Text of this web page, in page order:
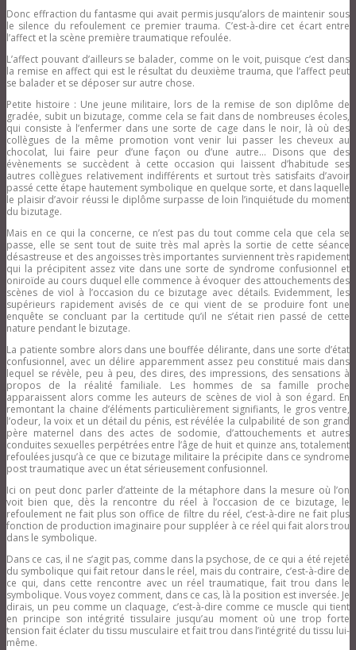
Donc effraction du fantasme qui avait permis jusqu’alors de maintenir sous
le silence du refoulement ce premier trauma. C’est-à-dire cet écart entre
l’affect et la scène première traumatique refoulée.
L’affect pouvant d’ailleurs se balader, comme on le voit, puisque c’est dans
la remise en affect qui est le résultat du deuxième trauma, que l’affect peut
se balader et se déposer sur autre chose.
Petite histoire : Une jeune militaire, lors de la remise de son diplôme de
gradée, subit un bizutage, comme cela se fait dans de nombreuses écoles,
qui consiste à l’enfermer dans une sorte de cage dans le noir, là où des
collègues de la même promotion vont venir lui passer les cheveux au
chocolat, lui faire peur d’une façon ou d’une autre… Disons que des
évènements se succèdent à cette occasion qui laissent d’habitude ses
autres collègues relativement indifférents et surtout très satisfaits d’avoir
passé cette étape hautement symbolique en quelque sorte, et dans laquelle
le plaisir d’avoir réussi le diplôme surpasse de loin l’inquiétude du moment
du bizutage.
Mais en ce qui la concerne, ce n’est pas du tout comme cela que cela se
passe, elle se sent tout de suite très mal après la sortie de cette séance
désastreuse et des angoisses très importantes surviennent très rapidement
qui la précipitent assez vite dans une sorte de syndrome confusionnel et
oniroïde au cours duquel elle commence à évoquer des attouchements des
scènes de viol à l’occasion du ce bizutage avec détails. Evidemment, les
supérieurs rapidement avisés de ce qui vient de se produire font une
enquête se concluant par la certitude qu’il ne s’était rien passé de cette
nature pendant le bizutage.
La patiente sombre alors dans une bouffée délirante, dans une sorte d’état
confusionnel, avec un délire apparemment assez peu constitué mais dans
lequel se révèle, peu à peu, des dires, des impressions, des sensations à
propos de la réalité familiale. Les hommes de sa famille proche
apparaissent alors comme les auteurs de scènes de viol à son égard. En
remontant la chaine d’éléments particulièrement signifiants, le gros ventre,
l’odeur, la voix et un détail du pénis, est révélée la culpabilité de son grand
père maternel dans des actes de sodomie, d’attouchements et autres
conduites sexuelles perpétrées entre l’âge de huit et quinze ans, totalement
refoulées jusqu’à ce que ce bizutage militaire la précipite dans ce syndrome
post traumatique avec un état sérieusement confusionnel.
Ici on peut donc parler d’atteinte de la métaphore dans la mesure où l’on
voit bien que, dès la rencontre du réel à l’occasion de ce bizutage, le
refoulement ne fait plus son office de filtre du réel, c’est-à-dire ne fait plus
fonction de production imaginaire pour suppléer à ce réel qui fait alors trou
dans le symbolique.
Dans ce cas, il ne s’agit pas, comme dans la psychose, de ce qui a été rejeté
du symbolique qui fait retour dans le réel, mais du contraire, c’est-à-dire de
ce qui, dans cette rencontre avec un réel traumatique, fait trou dans le
symbolique. Vous voyez comment, dans ce cas, là la position est inversée. Je
dirais, un peu comme un claquage, c’est-à-dire comme ce muscle qui tient
en principe son intégrité tissulaire jusqu’au moment où une trop forte
tension fait éclater du tissu musculaire et fait trou dans l’intégrité du tissu lui-
même.